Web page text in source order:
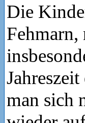
Die
man sich